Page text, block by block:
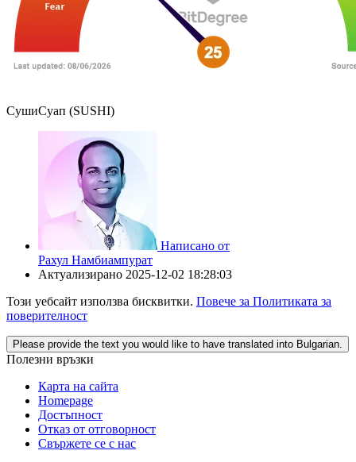
СушиСуап (SUSHI)
Написано от
Рахул Намбиампурат
Актуализирано 2025-12-02 18:28:03
Този уебсайт използва бисквитки. Повече за Политиката за
поверителност
Please provide the text you would like to have translated into Bulgarian.
Полезни връзки
Карта на сайта
Homepage
Достъпност
Отказ от отговорност
Свържете се с нас